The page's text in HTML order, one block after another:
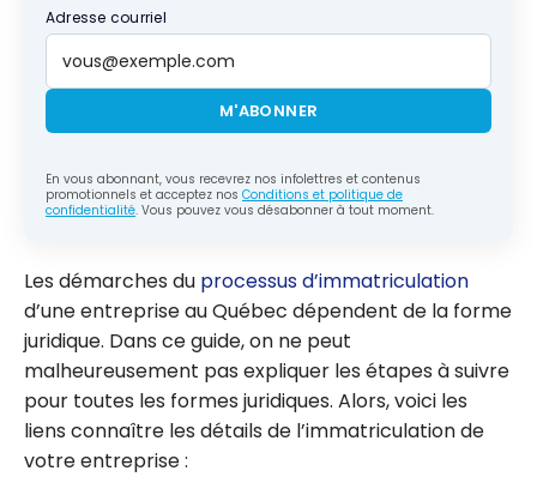
Adresse courriel
M'ABONNER
En vous abonnant, vous recevrez nos infolettres et contenus
promotionnels et acceptez nos Conditions et politique de
confidentialité. Vous pouvez vous désabonner à tout moment.
Les démarches du processus d’immatriculation
d’une entreprise au Québec dépendent de la forme
juridique. Dans ce guide, on ne peut
malheureusement pas expliquer les étapes à suivre
pour toutes les formes juridiques. Alors, voici les
liens connaître les détails de l’immatriculation de
votre entreprise :